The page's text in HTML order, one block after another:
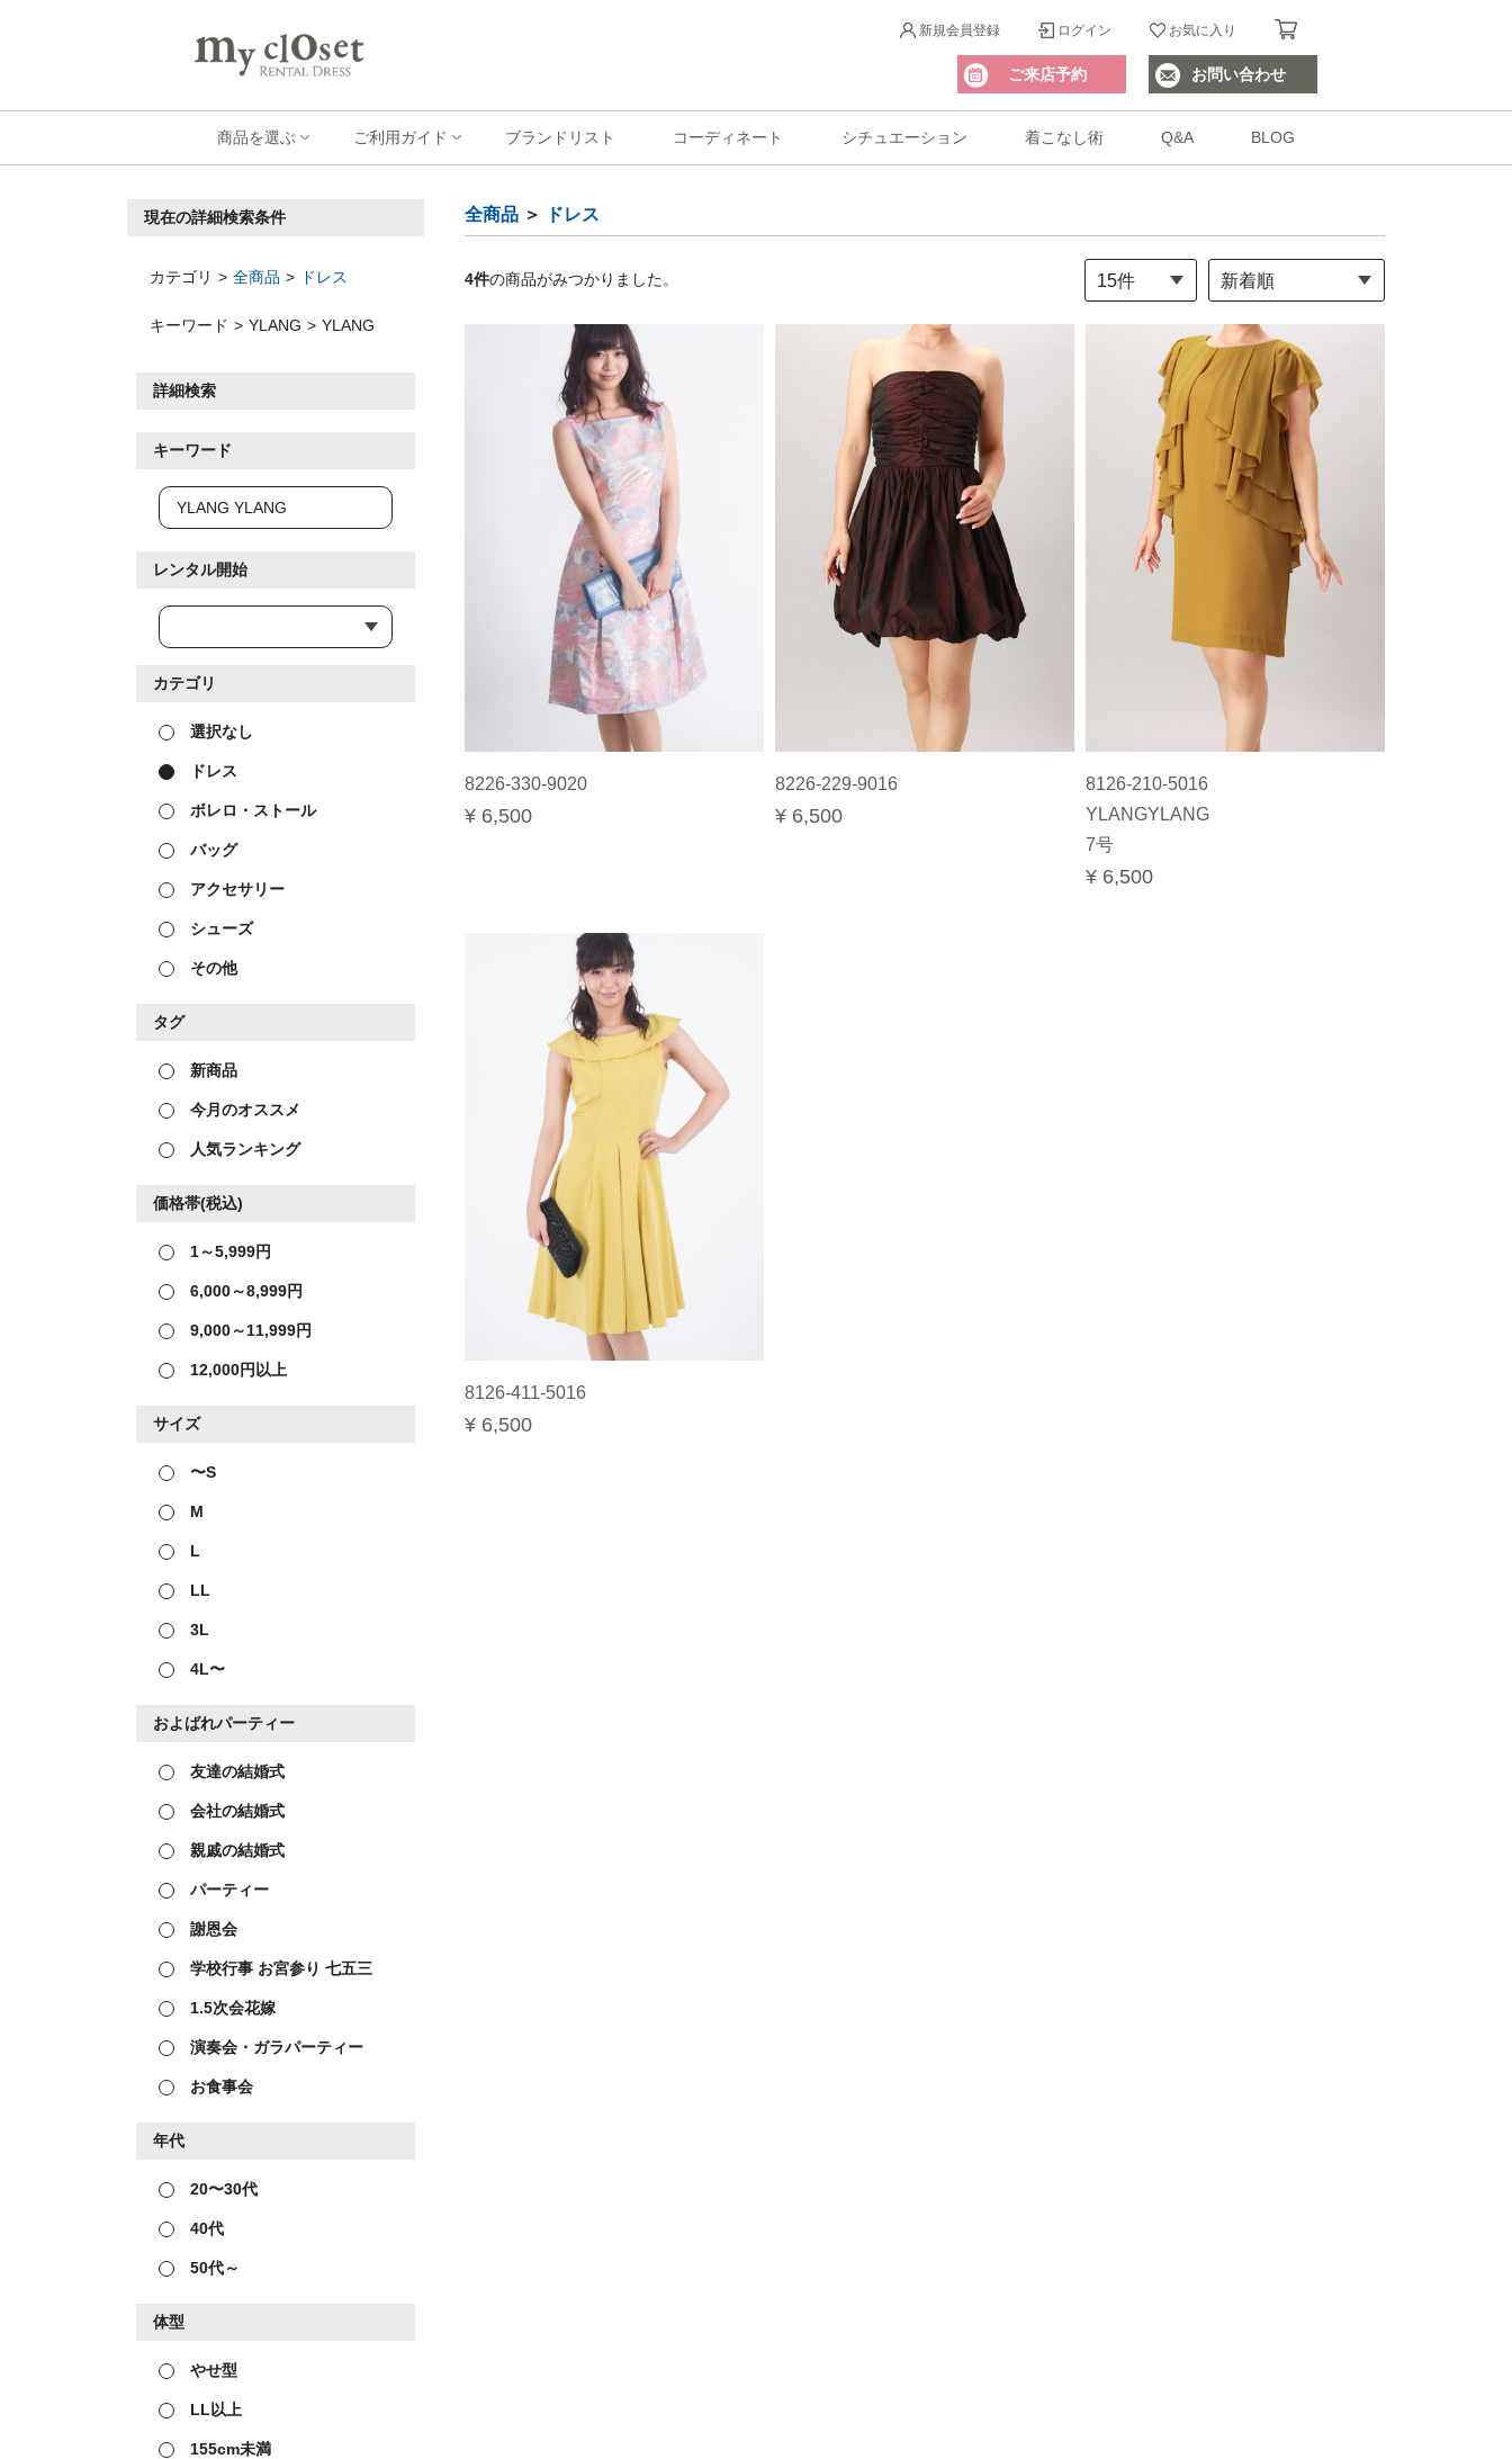
新規会員登録 ログイン お気に入り
ご来店予約 お問い合わせ
商品を選ぶ ご利用ガイド ブランドリスト コーディネート シチュエーション 着こなし術 Q&A BLOG
現在の詳細検索条件
カテゴリ 全商品 ドレス
キーワード YLANG YLANG
詳細検索
キーワード
レンタル開始
カテゴリ
選択なし
ドレス
ボレロ・ストール
バッグ
アクセサリー
シューズ
その他
タグ
新商品
今月のオススメ
人気ランキング
価格帯(税込)
1～5,999円
6,000～8,999円
9,000～11,999円
12,000円以上
サイズ
〜S
M
L
LL
3L
4L〜
およばれパーティー
友達の結婚式
会社の結婚式
親戚の結婚式
パーティー
謝恩会
学校行事 お宮参り 七五三
1.5次会花嫁
演奏会・ガラパーティー
お食事会
年代
20〜30代
40代
50代～
体型
やせ型
LL以上
155cm未満
全商品 ＞ ドレス
4件の商品がみつかりました。
8226-330-9020
¥ 6,500
8226-229-9016
¥ 6,500
8126-210-5016
YLANGYLANG
7号
¥ 6,500
8126-411-5016
¥ 6,500